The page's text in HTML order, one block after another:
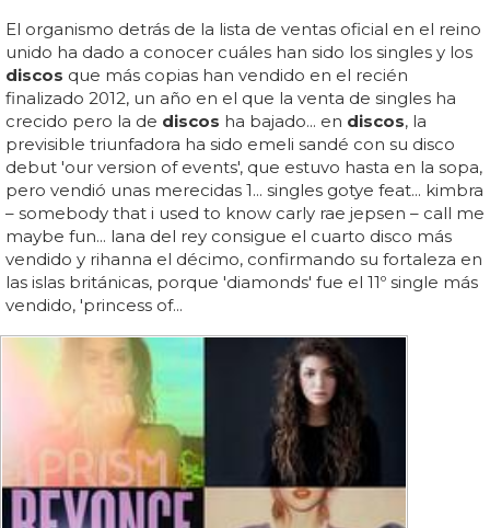
El organismo detrás de la lista de ventas oficial en el reino
unido ha dado a conocer cuáles han sido los singles y los
discos que más copias han vendido en el recién
finalizado 2012, un año en el que la venta de singles ha
crecido pero la de discos ha bajado... en discos, la
previsible triunfadora ha sido emeli sandé con su disco
debut 'our version of events', que estuvo hasta en la sopa,
pero vendió unas merecidas 1... singles gotye feat... kimbra
– somebody that i used to know carly rae jepsen – call me
maybe fun... lana del rey consigue el cuarto disco más
vendido y rihanna el décimo, confirmando su fortaleza en
las islas británicas, porque 'diamonds' fue el 11º single más
vendido, 'princess of...